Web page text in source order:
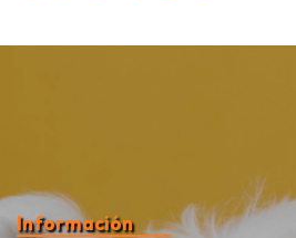
Información